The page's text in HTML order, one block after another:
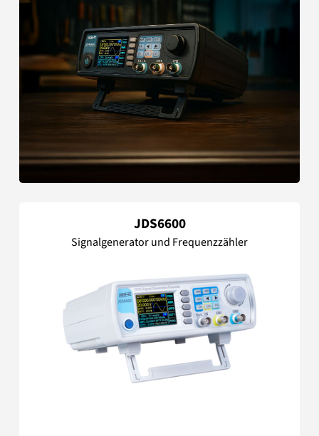
JDS6600
Signalgenerator und Frequenzzähler